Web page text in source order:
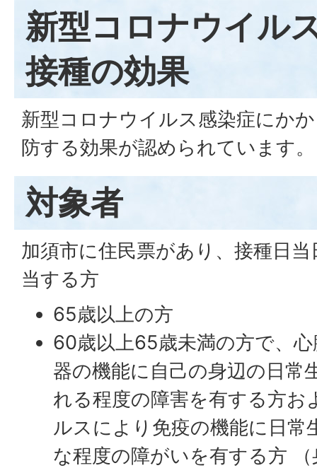
新型コロナウイル
接種の効果
新型コロナウイルス感染症にか
防する効果が認められています。
対象者
加須市に住民票があり、接種日
当する方
65歳以上の方
60歳以上65歳未満の方で、
器の機能に自己の身辺の日常
れる程度の障害を有する方お
ルスにより免疫の機能に日常
な程度の障がいを有する方